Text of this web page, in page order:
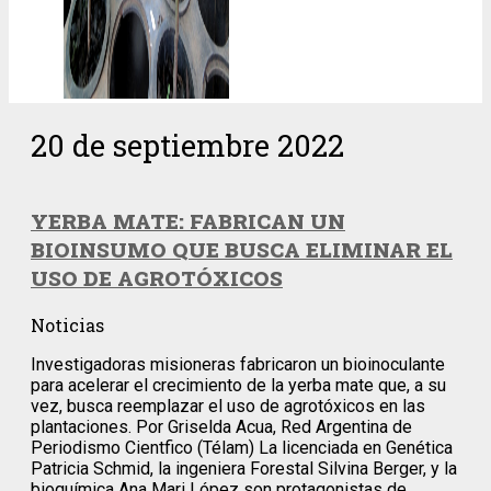
20 de septiembre 2022
YERBA MATE: FABRICAN UN
BIOINSUMO QUE BUSCA ELIMINAR EL
USO DE AGROTÓXICOS
Noticias
Investigadoras misioneras fabricaron un bioinoculante
para acelerar el crecimiento de la yerba mate que, a su
vez, busca reemplazar el uso de agrotóxicos en las
plantaciones. Por Griselda Acua, Red Argentina de
Periodismo Cientfico (Télam) La licenciada en Genética
Patricia Schmid, la ingeniera Forestal Silvina Berger, y la